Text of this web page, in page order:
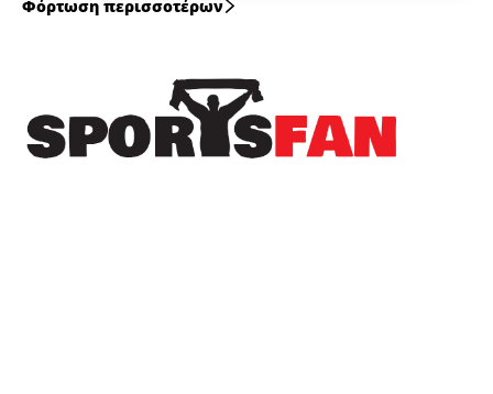
Φόρτωση περισσοτέρων